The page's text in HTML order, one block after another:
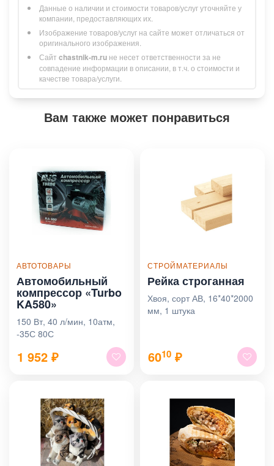
Данные о наличии и стоимости товаров/услуг уточняйте у
компании, предоставляющих их.
Изображение товаров/услуг на сайте может отличаться от
оригинального изображения.
Сайт chastnik-m.ru не несет ответственности за не
совпадение информации в описании, в т.ч. о стоимости и
качестве товара/услуги.
Вам также может понравиться
АВТОТОВАРЫ
Автомобильный
компрессор «Turbo
KA580»
150 Вт, 40 л/мин, 10атм,
-35С 80С
1 952 ₽
СТРОЙМАТЕРИАЛЫ
Рейка строганная
Хвоя, сорт АВ, 16*40*2000
мм, 1 штука
6010 ₽